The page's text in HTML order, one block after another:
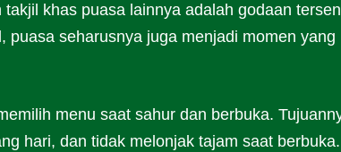
khas puasa lainnya adalah godaan
puasa seharusnya juga menjadi momen yang
menu saat sahur dan berbuka.
hari, dan tidak melonjak tajam saat berbuka.